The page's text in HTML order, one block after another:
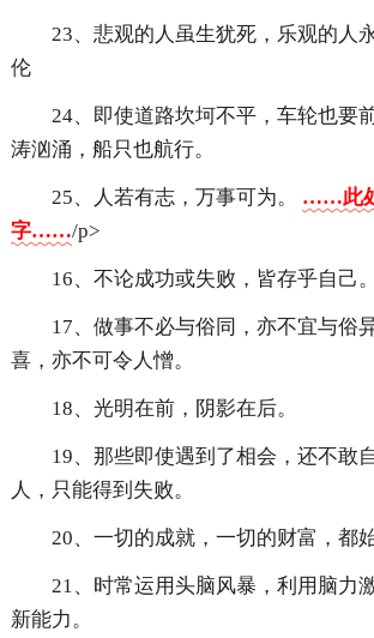
23、悲观的人虽生犹死，乐观的
伦
24、即使道路坎坷不平，车轮也要
涛汹涌，船只也航行。
25、人若有志，万事可为。 ……此
字……/p>
16、不论成功或失败，皆存乎自己。
17、做事不必与俗同，亦不宜与俗
喜，亦不可令人憎。
18、光明在前，阴影在后。
19、那些即使遇到了相会，还不敢
人，只能得到失败。
20、一切的成就，一切的财富，都
21、时常运用头脑风暴，利用脑力
新能力。